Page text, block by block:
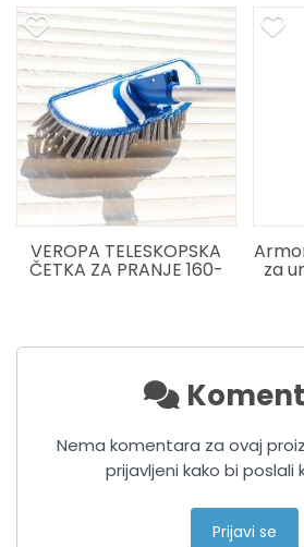
Armor All Mikrofiber krpa
za univerzalnu namenu
Nema komentara za ovaj
prijavljeni kako bi poslali
Prijavi se